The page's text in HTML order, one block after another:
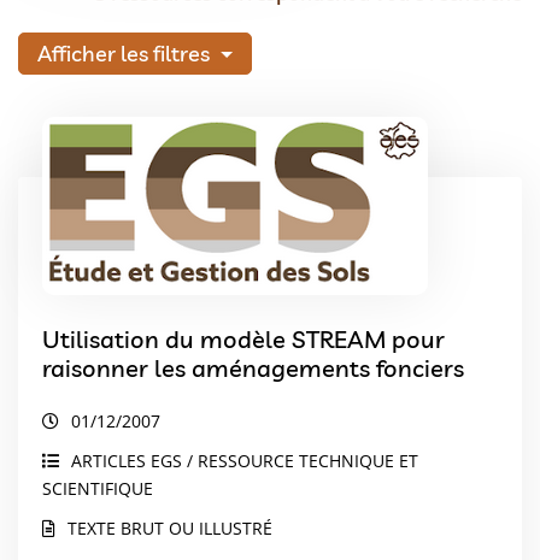
Afficher les filtres
Utilisation du modèle STREAM pour
raisonner les aménagements fonciers
01/12/2007
ARTICLES EGS / RESSOURCE TECHNIQUE ET
SCIENTIFIQUE
TEXTE BRUT OU ILLUSTRÉ